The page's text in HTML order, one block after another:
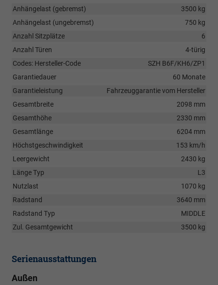
Anhängelast (gebremst)
3500 kg
Anhängelast (ungebremst)
750 kg
Anzahl Sitzplätze
6
Anzahl Türen
4-türig
Codes: Hersteller-Code
SZH B6F/KH6/ZP1
Garantiedauer
60 Monate
Garantieleistung
Fahrzeuggarantie vom Hersteller
Gesamtbreite
2098 mm
Gesamthöhe
2330 mm
Gesamtlänge
6204 mm
Höchstgeschwindigkeit
153 km/h
Leergewicht
2430 kg
Länge Typ
L3
Nutzlast
1070 kg
Radstand
3640 mm
Radstand Typ
MIDDLE
Zul. Gesamtgewicht
3500 kg
Serienausstattungen
Außen